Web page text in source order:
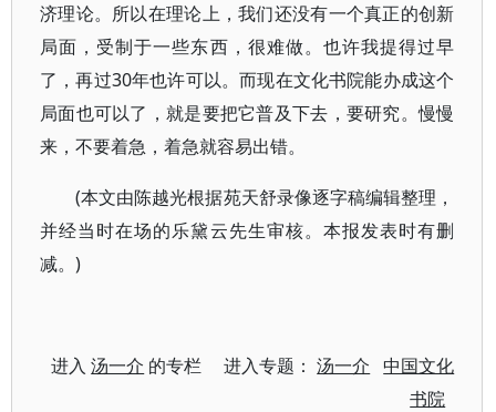
济理论。所以在理论上，我们还没有一个真正的创新
局面，受制于一些东西，很难做。也许我提得过早
了，再过30年也许可以。而现在文化书院能办成这个
局面也可以了，就是要把它普及下去，要研究。慢慢
来，不要着急，着急就容易出错。
(本文由陈越光根据苑天舒录像逐字稿编辑整理，
并经当时在场的乐黛云先生审核。本报发表时有删
减。)
进入汤一介 的专栏 进入专题：汤一介
中国文化
书院